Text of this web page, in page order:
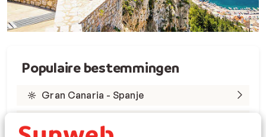
Populaire bestemmingen
Gran Canaria - Spanje